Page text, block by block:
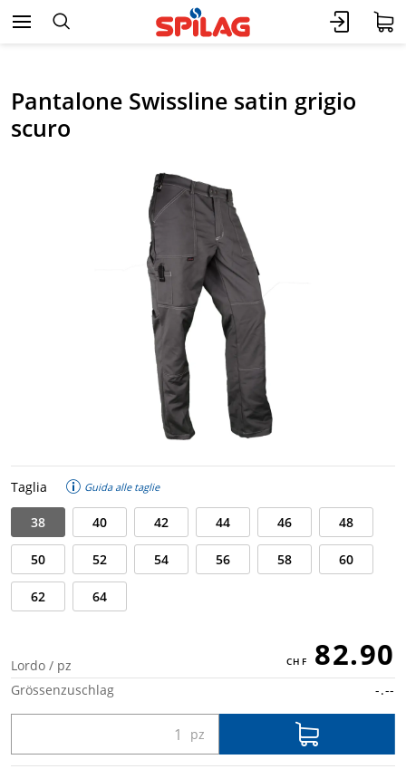
Pantalone Swissline satin grigio
scuro
Taglia Guida alle taglie
38 40 42 44 46 48
50 52 54 56 58 60
62 64
Lordo / pz 82.90
Grössenzuschlag -.--